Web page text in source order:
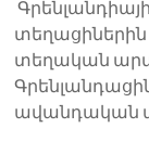
տեղական
ավանդական